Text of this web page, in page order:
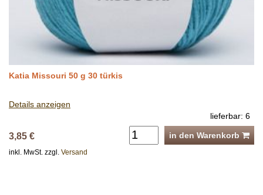
Katia Missouri 50 g 30 türkis
Details anzeigen
lieferbar: 6
3,85 € in den Warenkorb
inkl. MwSt. zzgl. Versand